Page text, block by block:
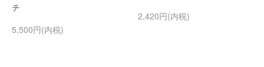
チ
5,500円(内税)
2,420円(内税)